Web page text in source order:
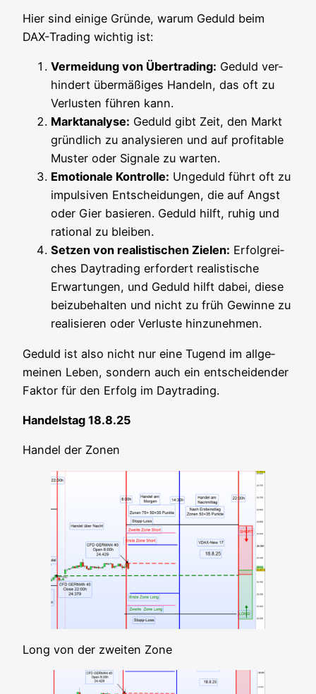
Hier sind eini­ge Grün­de, war­um Geduld beim
DAX-Tra­ding wich­tig ist:
Ver­mei­dung von Über­tra­ding: Geduld ver­
hin­dert über­mä­ßi­ges Han­deln, das oft zu
Ver­lus­ten füh­ren kann.
Markt­ana­ly­se: Geduld gibt Zeit, den Markt
gründ­lich zu ana­ly­sie­ren und auf pro­fi­ta­ble
Mus­ter oder Signa­le zu warten.
Emo­tio­na­le Kon­trol­le: Unge­duld führt oft zu
impul­si­ven Ent­schei­dun­gen, die auf Angst
oder Gier basie­ren. Geduld hilft, ruhig und
ratio­nal zu bleiben.
Set­zen von rea­lis­ti­schen Zie­len: Erfolg­rei­
ches Day­tra­ding erfor­dert rea­lis­ti­sche
Erwar­tun­gen, und Geduld hilft dabei, die­se
bei­zu­be­hal­ten und nicht zu früh Gewin­ne zu
rea­li­sie­ren oder Ver­lus­te hinzunehmen.
Geduld ist also nicht nur eine Tugend im all­ge­
mei­nen Leben, son­dern auch ein ent­schei­den­der
Fak­tor für den Erfolg im Daytrading.
Han­dels­tag 18.8.25
Han­del der Zonen
Long von der zwei­ten Zone